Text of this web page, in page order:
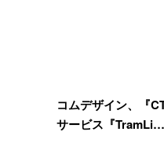
コムデザイン、『
サービス『TramLi…